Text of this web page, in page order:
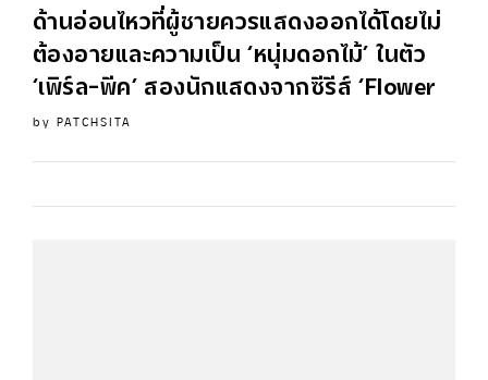
ด้านอ่อนไหวที่ผู้ชายควรแสดงออกได้โดยไม่
ต้องอายและความเป็น ‘หนุ่มดอกไม้’ ในตัว
‘เพิร์ล-พีค’ สองนักแสดงจากซีรีส์ ‘ Flower
by PATCHSITA